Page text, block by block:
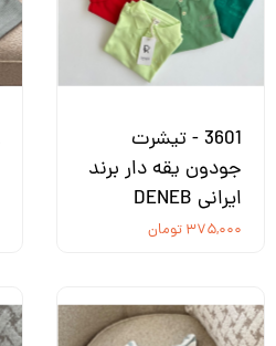
3601 - تیشرت
جودون یقه دار برند
ایرانی DENEB
۳۷۵,۰۰۰ تومان